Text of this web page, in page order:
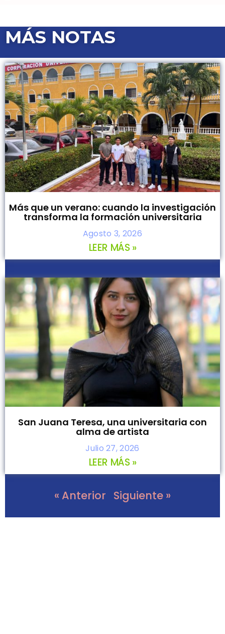
MÁS NOTAS
Más que un verano: cuando la investigación
transforma la formación universitaria
Agosto 3, 2026
LEER MÁS »
San Juana Teresa, una universitaria con
alma de artista
Julio 27, 2026
LEER MÁS »
« Anterior Siguiente »